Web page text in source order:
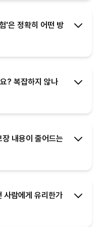
'은 정확히 어떤 방
? 복잡하지 않나
내용이 줄어드는
사람에게 유리한가